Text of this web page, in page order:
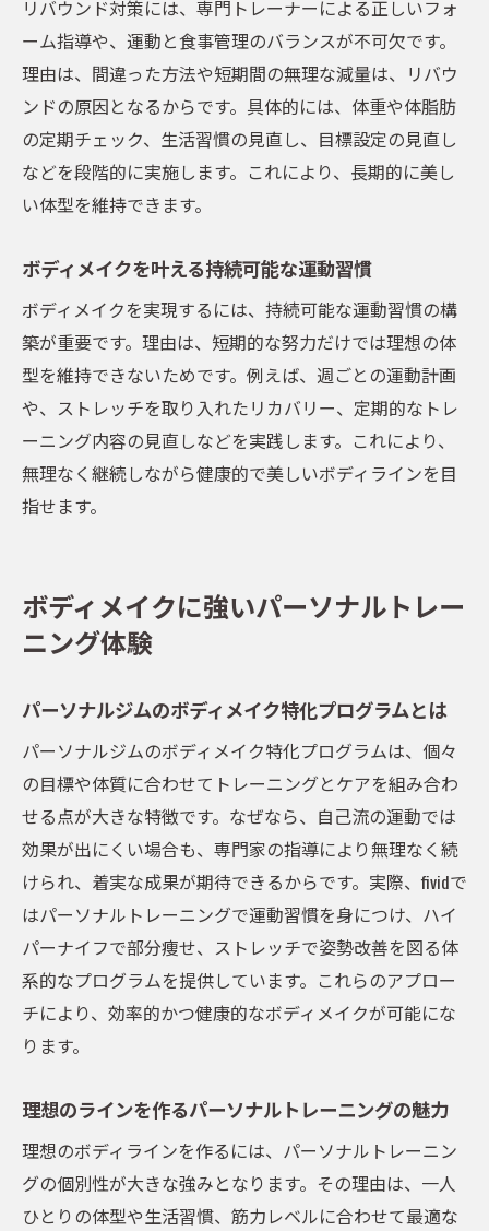
リバウンド対策には、専門トレーナーによる正しいフォ
ーム指導や、運動と食事管理のバランスが不可欠です。
理由は、間違った方法や短期間の無理な減量は、リバウ
ンドの原因となるからです。具体的には、体重や体脂肪
の定期チェック、生活習慣の見直し、目標設定の見直し
などを段階的に実施します。これにより、長期的に美し
い体型を維持できます。
ボディメイクを叶える持続可能な運動習慣
ボディメイクを実現するには、持続可能な運動習慣の構
築が重要です。理由は、短期的な努力だけでは理想の体
型を維持できないためです。例えば、週ごとの運動計画
や、ストレッチを取り入れたリカバリー、定期的なトレ
ーニング内容の見直しなどを実践します。これにより、
無理なく継続しながら健康的で美しいボディラインを目
指せます。
ボディメイクに強いパーソナルトレー
ニング体験
パーソナルジムのボディメイク特化プログラムとは
パーソナルジムのボディメイク特化プログラムは、個々
の目標や体質に合わせてトレーニングとケアを組み合わ
せる点が大きな特徴です。なぜなら、自己流の運動では
効果が出にくい場合も、専門家の指導により無理なく続
けられ、着実な成果が期待できるからです。実際、fividで
はパーソナルトレーニングで運動習慣を身につけ、ハイ
パーナイフで部分痩せ、ストレッチで姿勢改善を図る体
系的なプログラムを提供しています。これらのアプロー
チにより、効率的かつ健康的なボディメイクが可能にな
ります。
理想のラインを作るパーソナルトレーニングの魅力
理想のボディラインを作るには、パーソナルトレーニン
グの個別性が大きな強みとなります。その理由は、一人
ひとりの体型や生活習慣、筋力レベルに合わせて最適な